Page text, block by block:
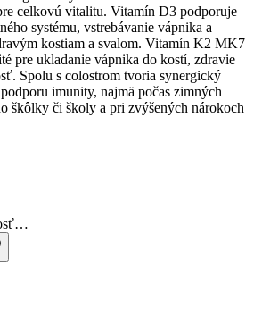
celkovú vitalitu. Vitamín D3 podporuje
systému, vstrebávanie vápnika a
kostiam a svalom. Vitamín K2 MK7
pre ukladanie vápnika do kostí, zdravie
Spolu s colostrom tvoria synergický
imunity, najmä počas zimných
škôlky či školy a pri zvýšených nárokoch